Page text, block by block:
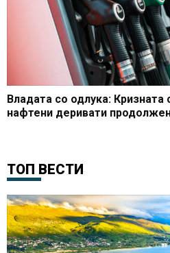
Владата со одлука: Кризната
нафтени деривати
ТОП ВЕСТИ